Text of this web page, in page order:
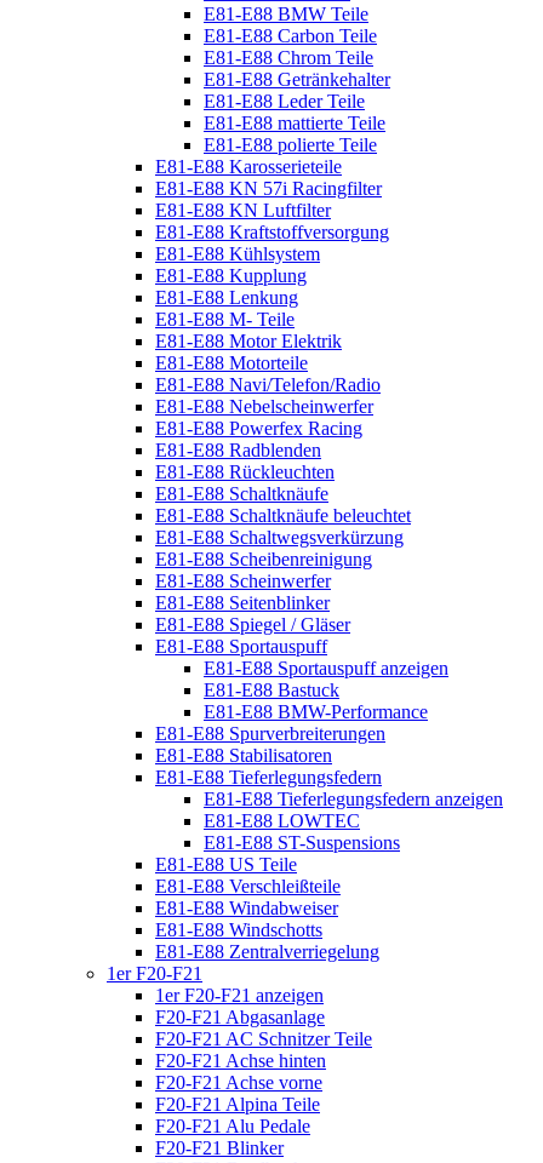
E81-E88 BMW Teile
E81-E88 Carbon Teile
E81-E88 Chrom Teile
E81-E88 Getränkehalter
E81-E88 Leder Teile
E81-E88 mattierte Teile
E81-E88 polierte Teile
E81-E88 Karosserieteile
E81-E88 KN 57i Racingfilter
E81-E88 KN Luftfilter
E81-E88 Kraftstoffversorgung
E81-E88 Kühlsystem
E81-E88 Kupplung
E81-E88 Lenkung
E81-E88 M- Teile
E81-E88 Motor Elektrik
E81-E88 Motorteile
E81-E88 Navi/Telefon/Radio
E81-E88 Nebelscheinwerfer
E81-E88 Powerfex Racing
E81-E88 Radblenden
E81-E88 Rückleuchten
E81-E88 Schaltknäufe
E81-E88 Schaltknäufe beleuchtet
E81-E88 Schaltwegsverkürzung
E81-E88 Scheibenreinigung
E81-E88 Scheinwerfer
E81-E88 Seitenblinker
E81-E88 Spiegel / Gläser
E81-E88 Sportauspuff
E81-E88 Sportauspuff anzeigen
E81-E88 Bastuck
E81-E88 BMW-Performance
E81-E88 Spurverbreiterungen
E81-E88 Stabilisatoren
E81-E88 Tieferlegungsfedern
E81-E88 Tieferlegungsfedern anzeigen
E81-E88 LOWTEC
E81-E88 ST-Suspensions
E81-E88 US Teile
E81-E88 Verschleißteile
E81-E88 Windabweiser
E81-E88 Windschotts
E81-E88 Zentralverriegelung
1er F20-F21
1er F20-F21 anzeigen
F20-F21 Abgasanlage
F20-F21 AC Schnitzer Teile
F20-F21 Achse hinten
F20-F21 Achse vorne
F20-F21 Alpina Teile
F20-F21 Alu Pedale
F20-F21 Blinker